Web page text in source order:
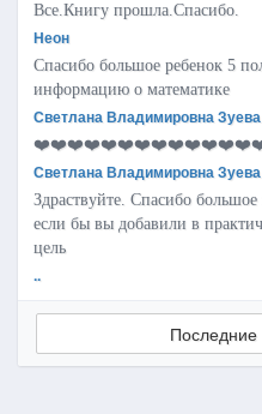
Все.Книгу прошла.Спасибо.
Неон
Спасибо большое ребенок 5
информацию о математике
Светлана Владимировна Зуева
Светлана Владимировна Зуева
Здраствуйте. Спасибо
если бы вы добавили в
цель
..